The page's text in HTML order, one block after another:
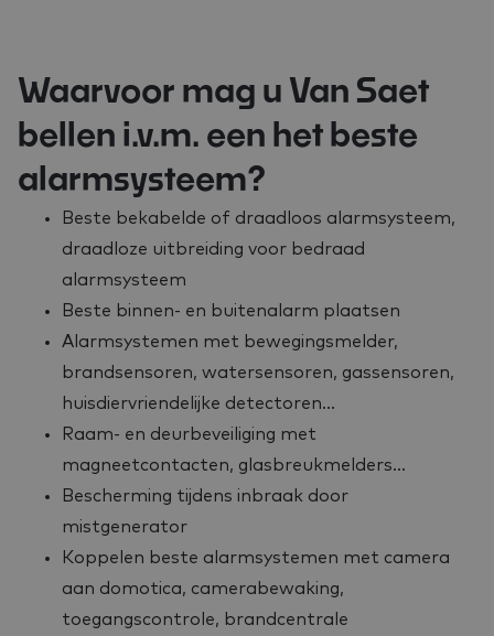
Waarvoor mag u Van Saet
bellen i.v.m. een het beste
alarmsysteem?
Beste bekabelde of draadloos alarmsysteem,
draadloze uitbreiding voor bedraad
alarmsysteem
Beste binnen- en buitenalarm plaatsen
Alarmsystemen met bewegingsmelder,
brandsensoren, watersensoren, gassensoren,
huisdiervriendelijke detectoren…
Raam- en deurbeveiliging met
magneetcontacten, glasbreukmelders…
Bescherming tijdens inbraak door
mistgenerator
Koppelen beste alarmsystemen met camera
aan domotica, camerabewaking,
toegangscontrole, brandcentrale